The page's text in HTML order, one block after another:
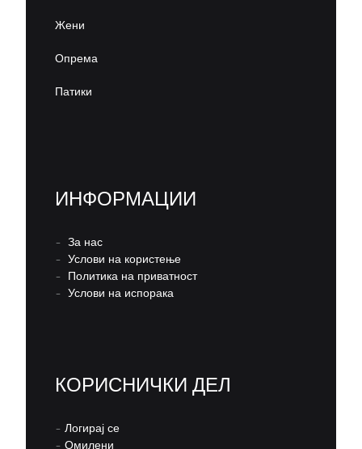
Жени
Опрема
Патики
ИНФОРМАЦИИ
– За нас
– Услови на користење
– Политика на приватност
– Услови на испорака
КОРИСНИЧКИ ДЕЛ
– Логирај се
– Омилени